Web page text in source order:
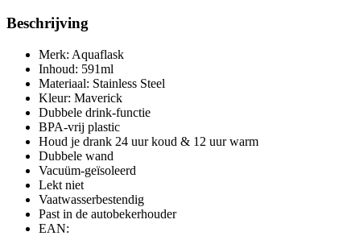
&
Flip
aantal
Beschrijving
Merk: Aquaflask
Inhoud: 591ml
Materiaal: Stainless Steel
Kleur: Maverick
Dubbele drink-functie
BPA-vrij plastic
Houd je drank 24 uur koud & 12 uur warm
Dubbele wand
Vacuüm-geïsoleerd
Lekt niet
Vaatwasserbestendig
Past in de autobekerhouder
EAN: